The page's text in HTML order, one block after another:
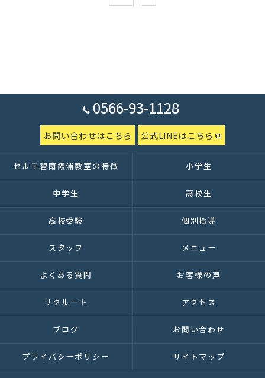
0566-93-1128
お問い合わせはこちら 公式LINEはこちら
セルモ碧南霞浦教室の特徴 小学生
中学生 高校生
高校受験 個別指導
スタッフ メニュー
よくある質問 お客様の声
リクルート アクセス
ブログ お問い合わせ
プライバシーポリシー サイトマップ